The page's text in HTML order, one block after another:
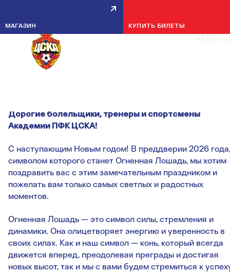
МАГАЗИН КУПИТЬ БИЛЕТЫ
С НОВЫМ ГОДОМ, АРМЕЙЦЫ!
2026 — ГОД ОГНЕННОЙ ЛОШАДИ.
Дорогие болельщики, тренеры и спортсмены
Академии ПФК ЦСКА!
С наступающим Новым годом! В преддверии 2026 года,
символом которого станет Огненная Лошадь, мы хотим
поздравить вас с этим замечательным праздником и
пожелать вам только самых светлых и радостных
моментов.
Огненная Лошадь — это символ силы, стремления и
динамики. Она олицетворяет энергию и уверенность в
своих силах. Как и наш символ — конь, который всегда
движется вперед, преодолевая преграды и достигая
новых высот, так и мы с вами будем стремиться к